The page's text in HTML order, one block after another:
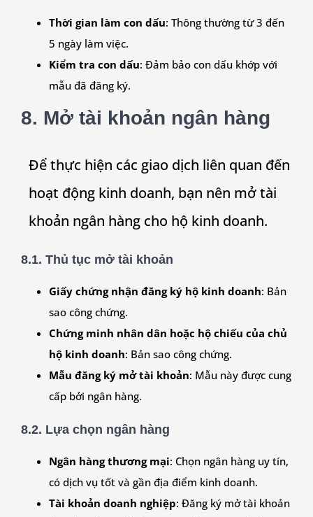
Thời gian làm con dấu: Thông thường từ 3 đến
5 ngày làm việc.
Kiểm tra con dấu: Đảm bảo con dấu khớp với
mẫu đã đăng ký.
8. Mở tài khoản ngân hàng
Để thực hiện các giao dịch liên quan đến
hoạt động kinh doanh, bạn nên mở tài
khoản ngân hàng cho hộ kinh doanh.
8.1. Thủ tục mở tài khoản
Giấy chứng nhận đăng ký hộ kinh doanh: Bản
sao công chứng.
Chứng minh nhân dân hoặc hộ chiếu của chủ
hộ kinh doanh: Bản sao công chứng.
Mẫu đăng ký mở tài khoản: Mẫu này được cung
cấp bởi ngân hàng.
8.2. Lựa chọn ngân hàng
Ngân hàng thương mại: Chọn ngân hàng uy tín,
có dịch vụ tốt và gần địa điểm kinh doanh.
Tài khoản doanh nghiệp: Đăng ký mở tài khoản